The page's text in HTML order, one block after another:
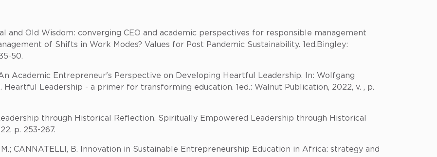
and Old Wisdom: converging CEO and academic perspectives for responsible management
of Shifts in Work Modes? Values for Post Pandemic Sustainability. 1ed.Bingley:
50.
An Academic Entrepreneur's Perspective on Developing Heartful Leadership. In: Wolfgang
Heartful Leadership - a primer for transforming education. 1ed.: Walnut Publication, 2022, v. , p.
through Historical Reflection. Spiritually Empowered Leadership through Historical
p. 253-267.
M.; CANNATELLI, B. Innovation in Sustainable Entrepreneurship Education in Africa: strategy and